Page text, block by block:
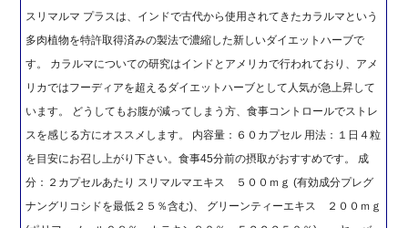
スリマルマ プラスは、インドで古代から使用されてきたカラルマという
多肉植物を特許取得済みの製法で濃縮した新しいダイエットハーブで
す。 カラルマについての研究はインドとアメリカで行われており、アメ
リカではフーディアを超えるダイエットハーブとして人気が急上昇して
います。 どうしてもお腹が減ってしまう方、食事コントロールでストレ
スを感じる方にオススメします。 内容量：６０カプセル 用法：１日４粒
を目安にお召し上がり下さい。食事45分前の摂取がおすすめです。 成
分：２カプセルあたり スリマルマエキス ５００ｍｇ (有効成分プレグ
ナングリコシドを最低２５％含む)、 グリーンティーエキス ２００ｍｇ